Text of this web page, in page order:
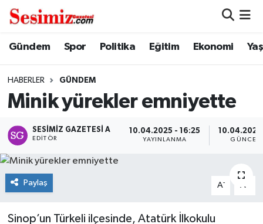
Gündem Spor Politika Eğitim Ekonomi
HABERLER GÜNDEM
Minik yürekler emniyette
SESIMIZ GAZETESI A
EDITÖR
10.04.2025 - 16:25
YAYINLANMA
Paylaş A- A
Sinop’un Türkeli ilçesinde, Atatürk İlkokulu
Dünya
Ekonomi
Genel
Gündem
Magazin
Nöbetçi Eczaneler
Hava Durumu
Namaz Vakitleri
Trafik Durumu
Süper Lig Puan Durumu ve Fikstür
Tüm Manşetler